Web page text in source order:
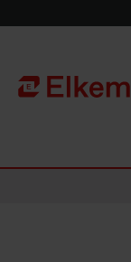
Til startsiden